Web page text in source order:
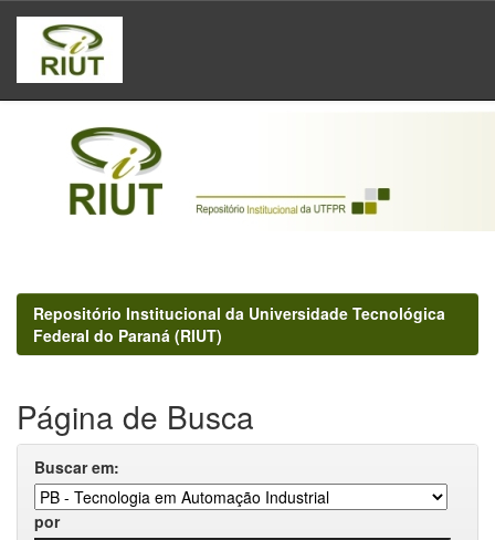
Skip
navigation
Repositório Institucional da Universidade Tecnológica
Federal do Paraná (RIUT)
Página de Busca
Buscar em:
por